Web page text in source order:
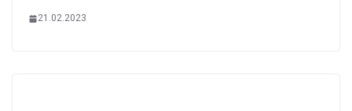
21.02.2023